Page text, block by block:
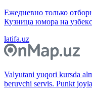
Ежедневно только
Кузница юмора на
latifa.uz
Valyutani yuqori kursda
beruvchi servis. Punkt